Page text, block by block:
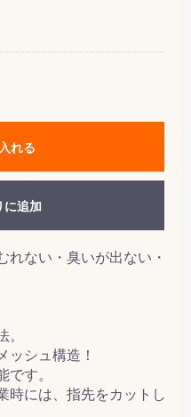
れる
に追加
れない・臭いが出ない・
。
ッシュ構造！
です。
時には、指先をカットし